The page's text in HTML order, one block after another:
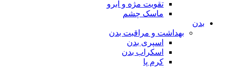
تقویت مژه و ابرو
ماسک چشم
بدن
بهداشت و مراقبت بدن
اسپری بدن
اسکراب بدن
کرم پا